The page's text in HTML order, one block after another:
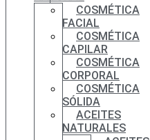
COSMÉTICA
FACIAL
COSMÉTICA
CAPILAR
COSMÉTICA
CORPORAL
COSMÉTICA
SÓLIDA
ACEITES
NATURALES